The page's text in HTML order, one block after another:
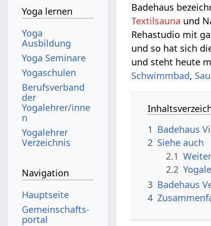
Badehaus
Textilsauna und
Rehastudio mit
und so hat sich
und steht heute
Schwimmbad,
1
2 Siehe auch
2.1
2.2
3
4
Yoga lernen
Yoga
Ausbildung
Yoga Seminare
Yogaschulen
Berufsverband
der
Yogalehrer/inne
n
Yogalehrer
Verzeichnis
Navigation
Hauptseite
Gemeinschafts­
portal